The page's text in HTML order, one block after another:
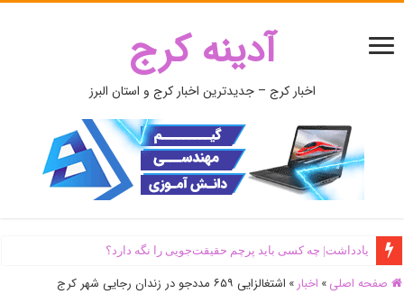
آدینه کرج
اخبار کرج – جدیدترین اخبار کرج و استان البرز
یادداشت| ‌چه کسی باید پرچم حقیقت‌جویی را نگه دارد؟
صفحه اصلی » اخبار » اشتغالزایی ۶۵۹ مددجو در زندان رجایی شهر کرج